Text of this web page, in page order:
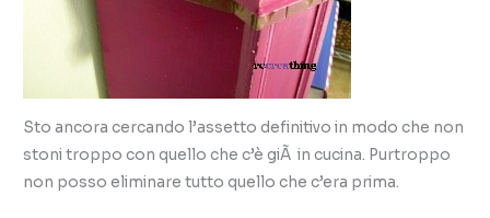
Sto ancora cercando l’assetto definitivo in modo che non
stoni troppo con quello che c’è giÃ in cucina. Purtroppo
non posso eliminare tutto quello che c’era prima.